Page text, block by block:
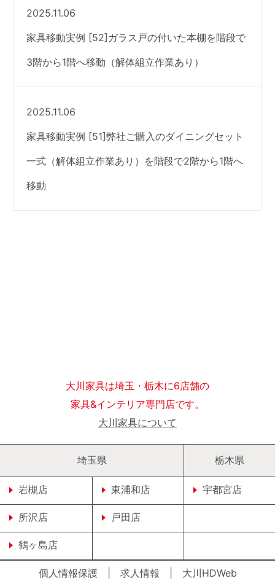
2025.11.06
家具移動実例 [52]ガラス戸の付いた本棚を階段で
3階から1階へ移動（解体組立作業あり）
2025.11.06
家具移動実例 [51]弊社ご購入のダイニングセット
一式（解体組立作業あり）を階段で2階から1階へ
移動
大川家具は埼玉・栃木に6店舗の
家具&インテリア専門店です。
大川家具について
埼玉県
岩槻店 東浦和店
所沢店 戸田店
鶴ヶ島店
栃木県
宇都宮店
個人情報保護| 求人情報 大川HDWeb